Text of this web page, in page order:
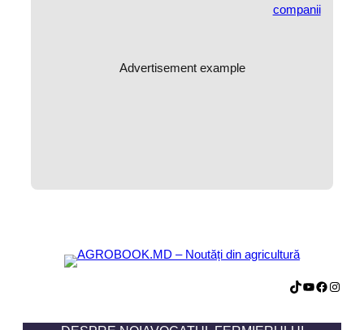
Advertisement example
TikTok YouTube Facebook Instagram